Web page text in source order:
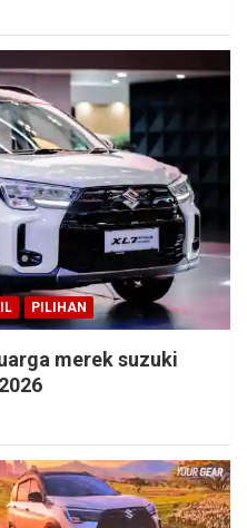
PILIHAN
merek suzuki